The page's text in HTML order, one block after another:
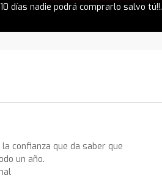
días nadie podrá comprarlo salvo tú!!.
la confianza que da saber que
un año.